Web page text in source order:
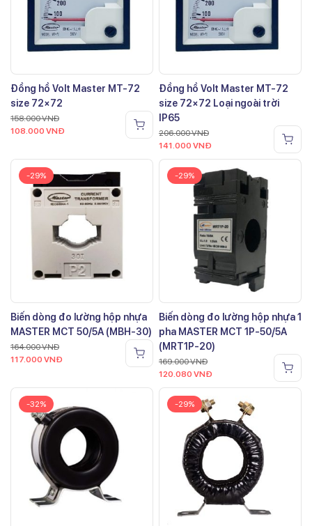
Đồng hồ Volt Master MT-72
size 72×72
158.000VNĐ
108.000 VNĐ
Đồng hồ Volt Master MT-72
size 72×72 Loại ngoài trời
IP65
206.000VNĐ
141.000 VNĐ
-29%
Biến dòng đo lường hộp nhựa
MASTER MCT 50/5A (MBH-30)
164.000VNĐ
117.000 VNĐ
-29%
Biến dòng đo lường hộp nhựa 1
pha MASTER MCT 1P-50/5A
(MRT1P-20)
169.000VNĐ
120.080 VNĐ
-32% -29%